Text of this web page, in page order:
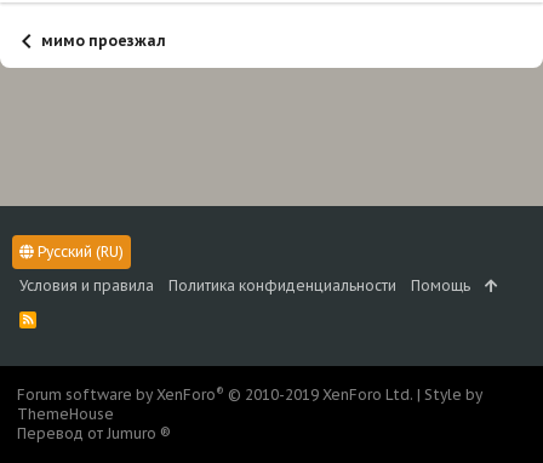
мимо проезжал
Русский (RU)
Условия и правила
Политика конфиденциальности Помощь
R
S
Forum software by XenForo® © 2010-2019 XenForo Ltd. | Style by
ThemeHouse
Перевод от Jumuro ®